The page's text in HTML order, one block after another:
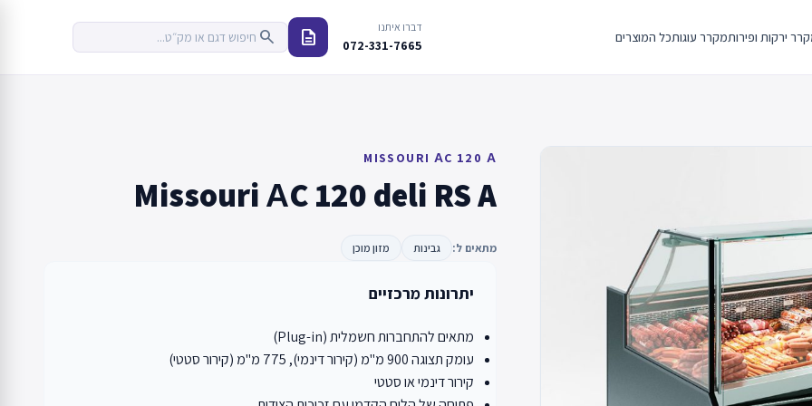
ירקות ופירותמקרר עוגותכל המוצרים
דברו איתנו
072-331-7665
description
search
MISSOURI АC 120 А
Missouri АC 120 deli RS A
מתאים ל: גבינות מזון מוכן
יתרונות מרכזיים
מתאים להתחברות חשמלית (Plug-in)
עומק תצוגה 900 מ"מ (קירור דינמי), 775 מ"מ (קירור סטטי)
קירור דינמי או סטטי